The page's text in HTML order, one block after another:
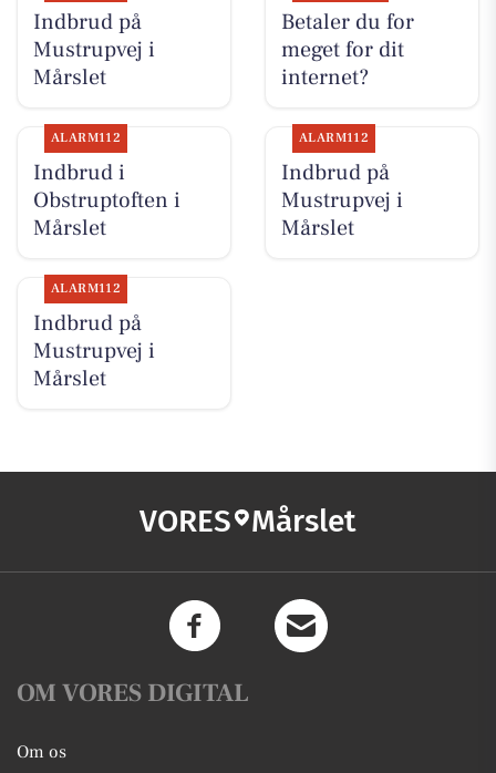
Indbrud på
Mustrupvej i
Mårslet
Betaler du for
meget for dit
internet?
ALARM112
Indbrud i
Obstruptoften i
Mårslet
ALARM112
Indbrud på
Mustrupvej i
Mårslet
ALARM112
Indbrud på
Mustrupvej i
Mårslet
VORES Mårslet
OM VORES DIGITAL
Om os